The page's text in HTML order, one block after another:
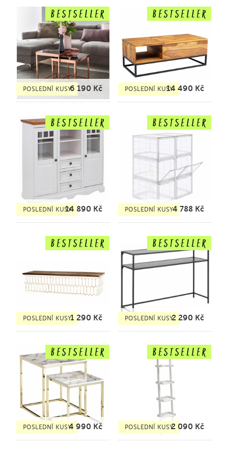
POSLEDNÍ KUSY6 190 Kč POSLEDNÍ KUSY14 490 Kč
POSLEDNÍ KUSY14 890 Kč POSLEDNÍ KUSY4 788 Kč
POSLEDNÍ KUSY1 290 Kč POSLEDNÍ KUSY2 290 Kč
POSLEDNÍ KUSY4 990 Kč POSLEDNÍ KUSY2 090 Kč